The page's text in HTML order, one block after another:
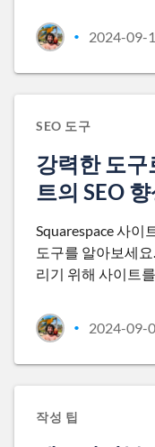
• 2024-09-
SEO 도구
강력한 도구
트의 SEO
Squarespace 사이
도구를 알아보세
리기 위해 사이트
• 2024-09-
작성 팁